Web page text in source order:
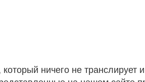
ничего не транслирует